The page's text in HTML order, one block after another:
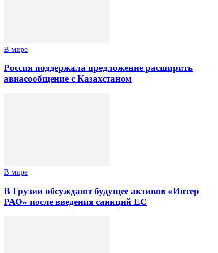
В мире
Россия поддержала предложение расширить
авиасообщение с Казахстаном
В мире
В Грузии обсуждают будущее активов «Интер
РАО» после введения санкций ЕС